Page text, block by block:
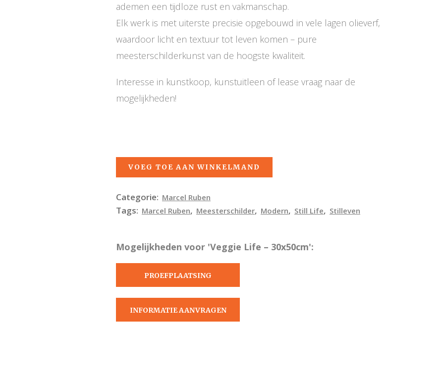
ademen een tijdloze rust en vakmanschap.
Elk werk is met uiterste precisie opgebouwd in vele lagen olieverf,
waardoor licht en textuur tot leven komen – pure
meesterschilderkunst van de hoogste kwaliteit.
Interesse in kunstkoop, kunstuitleen of lease vraag naar de
mogelijkheden!
VOEG TOE AAN WINKELMAND
Categorie: Marcel Ruben
Tags: Marcel Ruben, Meesterschilder, Modern, Still Life, Stilleven
Mogelijkheden voor 'Veggie Life – 30x50cm':
PROEFPLAATSING
INFORMATIE AANVRAGEN